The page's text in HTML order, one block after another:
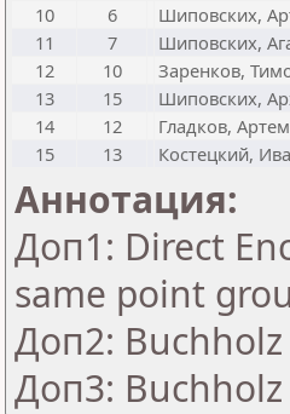
10
6 Шиповских,
11
7 Шиповских,
12
10 Заренков,
13
15 Шиповских,
14
12 Гладков,
15
13 Костецкий,
Аннотация:
Доп1: Direct
same point
Доп2:
Доп3: